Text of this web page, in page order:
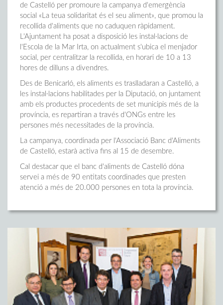
de Castelló per promoure la campanya d'emergència
social «La teua solidaritat és el seu aliment», que promou la
recollida d'aliments que no caduquen ràpidament.
L'Ajuntament ha posat a disposició les instal·lacions de
l'Escola de la Mar Irta, on actualment s'ubica el menjador
social, per centralitzar la recollida, en horari de 10 a 13
hores de dilluns a divendres.
Des de Benicarló, els aliments es traslladaran a Castelló, a
les instal·lacions habilitades per la Diputació, on juntament
amb els productes procedents de set municipis més de la
província, es repartiran a través d'ONGs entre les
persones més necessitades de la província.
La campanya, coordinada per l'Associació Banc d'Aliments
de Castelló, estarà activa fins al 15 de desembre.
Cal destacar que el banc d'aliments de Castelló dóna
servei a més de 90 entitats coordinades que presten
atenció a més de 20.000 persones en tota la província.